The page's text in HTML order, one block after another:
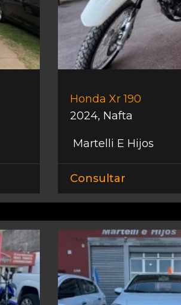
Honda Xr 190
2024, Nafta
Martelli E Hijos
Consultar